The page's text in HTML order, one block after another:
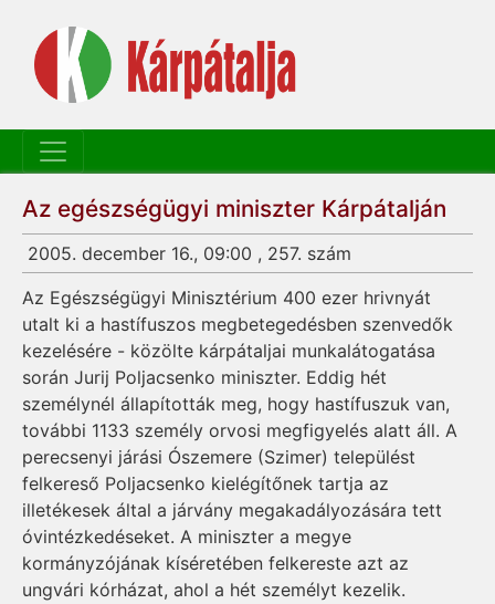
Az egészségügyi miniszter Kárpátalján
2005. december 16., 09:00 , 257. szám
Az Egészségügyi Minisztérium 400 ezer hrivnyát
utalt ki a hastífuszos megbetegedésben szenvedők
kezelésére - közölte kárpátaljai munkalátogatása
során Jurij Poljacsenko miniszter. Eddig hét
személynél állapították meg, hogy hastífuszuk van,
további 1133 személy orvosi megfigyelés alatt áll. A
perecsenyi járási Ószemere (Szimer) települést
felkereső Poljacsenko kielégítőnek tartja az
illetékesek által a járvány megakadályozására tett
óvintézkedéseket. A miniszter a megye
kormányzójának kíséretében felkereste azt az
ungvári kórházat, ahol a hét személyt kezelik.